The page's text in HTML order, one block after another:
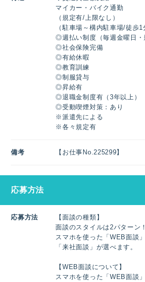
マイカー・バイク通勤
（規定有/上限なし）
（駐車場～構内駐車場/徒歩1
◎週払い制度（毎週金曜日・
◎社会保険完備
◎有給休暇
◎教育訓練
◎制服貸与
◎昇給有
◎退職金制度有（3年以上）
◎受動喫煙対策：あり
※派遣先による
※各々規定有
備考 【お仕事No.225299】
応募方法
応募方法
【面談の種類】
面談のスタイルは2パターン！
スマホを使った「WEB面談
「来社面談」が選べます。
【WEB面談について】
スマホを使った「WEB面談